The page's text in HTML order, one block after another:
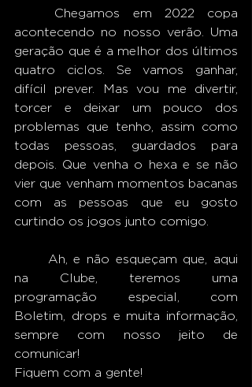
acontecendo no nosso verão. Uma
geração que é a melhor dos últimos
quatro ciclos. Se vamos ganhar,
difícil prever. Mas vou me divertir,
torcer e deixar um pouco dos
problemas que tenho, assim como
todas pessoas, guardados para
depois. Que venha o hexa e se não
vier que venham momentos bacanas
com as pessoas que eu gosto
curtindo os jogos junto comigo.
na Clube, teremos uma
programação especial, com
Boletim, drops e muita informação,
sempre com nosso jeito de
comunicar!
Fiquem com a gente!